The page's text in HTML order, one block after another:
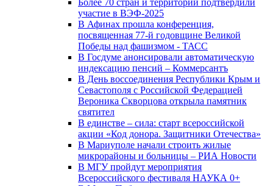
Более 70 стран и территорий подтвердили
участие в ВЭФ-2025
В Афинах прошла конференция,
посвященная 77-й годовщине Великой
Победы над фашизмом - ТАСС
В Госдуме анонсировали автоматическую
индексацию пенсий – Коммерсантъ
В День воссоединения Республики Крым и
Севастополя с Российской Федерацией
Вероника Скворцова открыла памятник
святител
В единстве – сила: старт всероссийской
акции «Код донора. Защитники Отечества»
В Мариуполе начали строить жилые
микрорайоны и больницы – РИА Новости
В МГУ пройдут мероприятия
Всероссийского фестиваля НАУКА 0+